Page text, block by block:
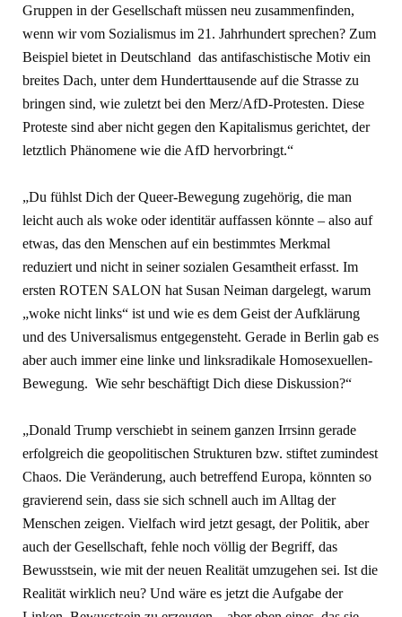
Gruppen in der Gesellschaft müssen neu zusammenfinden,
wenn wir vom Sozialismus im 21. Jahrhundert sprechen? Zum
Beispiel bietet in Deutschland das antifaschistische Motiv ein
breites Dach, unter dem Hunderttausende auf die Strasse zu
bringen sind, wie zuletzt bei den Merz/AfD-Protesten. Diese
Proteste sind aber nicht gegen den Kapitalismus gerichtet, der
letztlich Phänomene wie die AfD hervorbringt.“
„Du fühlst Dich der Queer-Bewegung zugehörig, die man
leicht auch als woke oder identitär auffassen könnte – also auf
etwas, das den Menschen auf ein bestimmtes Merkmal
reduziert und nicht in seiner sozialen Gesamtheit erfasst. Im
ersten ROTEN SALON hat Susan Neiman dargelegt, warum
„woke nicht links“ ist und wie es dem Geist der Aufklärung
und des Universalismus entgegensteht. Gerade in Berlin gab es
aber auch immer eine linke und linksradikale Homosexuellen-
Bewegung. Wie sehr beschäftigt Dich diese Diskussion?“
„Donald Trump verschiebt in seinem ganzen Irrsinn gerade
erfolgreich die geopolitischen Strukturen bzw. stiftet zumindest
Chaos. Die Veränderung, auch betreffend Europa, könnten so
gravierend sein, dass sie sich schnell auch im Alltag der
Menschen zeigen. Vielfach wird jetzt gesagt, der Politik, aber
auch der Gesellschaft, fehle noch völlig der Begriff, das
Bewusstsein, wie mit der neuen Realität umzugehen sei. Ist die
Realität wirklich neu? Und wäre es jetzt die Aufgabe der